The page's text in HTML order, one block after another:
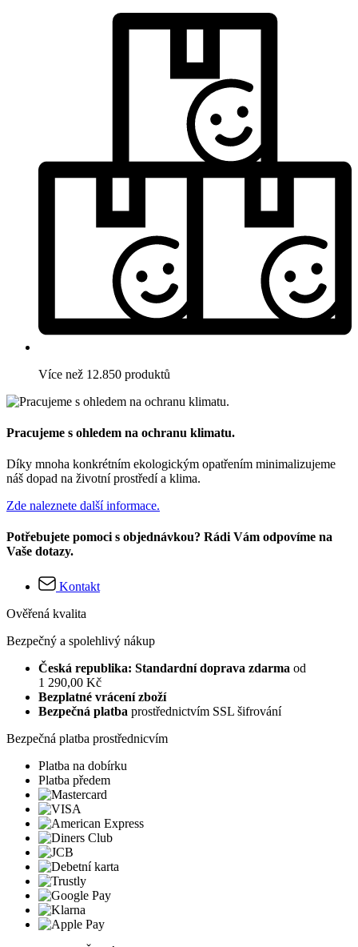
Více než 12.850 produktů
Pracujeme s ohledem na ochranu klimatu.
Díky mnoha konkrétním ekologickým opatřením minimalizujeme
náš dopad na životní prostředí a klima.
Zde naleznete další informace.
Potřebujete pomoci s objednávkou? Rádi Vám odpovíme na
Vaše dotazy.
Kontakt
Ověřená kvalita
Bezpečný a spolehlivý nákup
Česká republika: Standardní doprava zdarma od
1 290,00 Kč
Bezplatné vrácení zboží
Bezpečná platba prostřednictvím SSL šifrování
Bezpečná platba prostřednicvím
Platba na dobírku
Platba předem